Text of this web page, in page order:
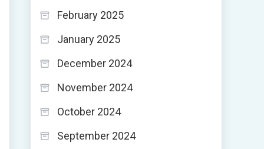
February 2025
January 2025
December 2024
November 2024
October 2024
September 2024